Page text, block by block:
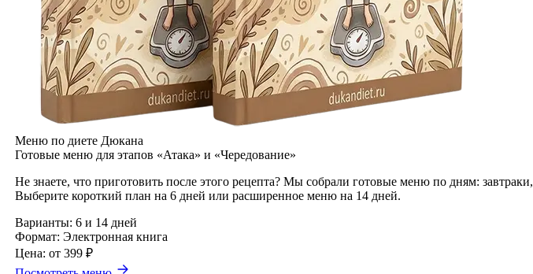
Меню по диете Дюкана
Готовые меню для этапов «Атака» и «Чередование»
Не знаете, что приготовить после этого рецепта? Мы собрали готовые меню по дням:
Выберите короткий план на 6 дней или расширенное меню на 14 дней.
Варианты: 6 и 14 дней
Формат: Электронная книга
Цена: от 399 ₽